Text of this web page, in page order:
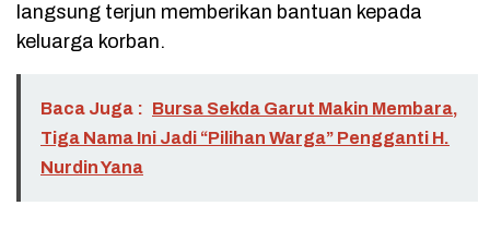
langsung terjun memberikan bantuan kepada
keluarga korban.
Baca Juga : Bursa Sekda Garut Makin Membara,
Tiga Nama Ini Jadi “Pilihan Warga” Pengganti H.
Nurdin Yana